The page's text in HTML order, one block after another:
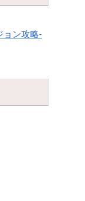
ン攻略-